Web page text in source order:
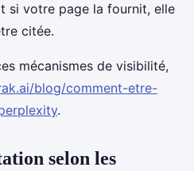
si votre page la fournit, elle
citée.
mécanismes de visibilité,
blog/comment-etre-
.
selon les